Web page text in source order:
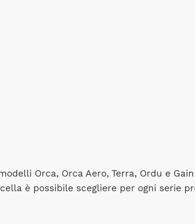
Orca, Orca Aero, Terra, Ordu e
è possibile scegliere per ogni serie